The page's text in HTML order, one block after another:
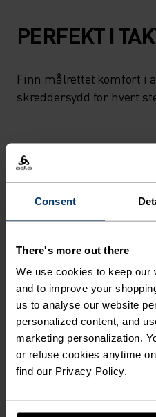
Consent
There's more out there
We use cookies to keep our
and to improve your
us to analyse our website
personalized content, and
marketing personalization.
or refuse cookies anytime
find our Privacy Policy.
PERFEKT I
Finn målrettet komfort i
skreddersydd for hvert
AKTIVITETSNIVÅ
AKTIVITETSTYPE
Fottur - Trening - Casual
MATERIALSPESIFIKASJONER
POLYESTER OG
Dette stoffet blander
evner med polypropylens
for høyintensive aktiviteter